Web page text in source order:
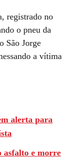
registrado no
o pneu da
São Jorge
a vítima
alerta para
asfalto e morre